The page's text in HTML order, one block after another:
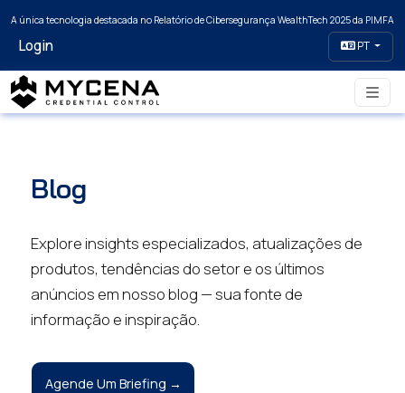
A única tecnologia destacada no Relatório de Cibersegurança WealthTech 2025 da PIMFA
Login PT
Blog
Explore insights especializados, atualizações de
produtos, tendências do setor e os últimos
anúncios em nosso blog — sua fonte de
informação e inspiração.
Agende Um Briefing →